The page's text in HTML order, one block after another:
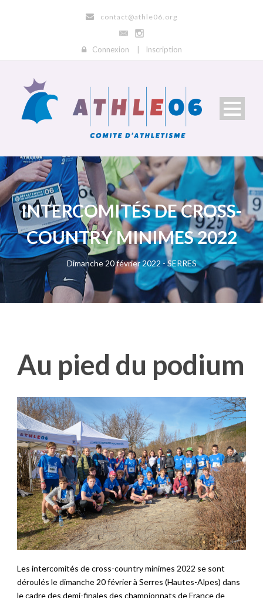
contact@athle06.org
Connexion Inscription
INTERCOMITÉS DE CROSS-
COUNTRY MINIMES 2022
Dimanche 20 février 2022 - SERRES
Au pied du podium
Les intercomités de cross-country minimes 2022 se sont
déroulés le dimanche 20 février à Serres (Hautes-Alpes) dans
le cadre des demi-finales des championnats de France de